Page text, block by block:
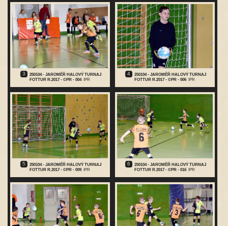
3
250104 - JAROMĚŘ HALOVÝ TURNAJ
FOTTUR R.2017 - ©PR - 004
IPR
4
250104 - JAROMĚŘ HALOVÝ TURNAJ
FOTTUR R.2017 - ©PR - 006
IPR
5
250104 - JAROMĚŘ HALOVÝ TURNAJ
FOTTUR R.2017 - ©PR - 009
IPR
6
250104 - JAROMĚŘ HALOVÝ TURNAJ
FOTTUR R.2017 - ©PR - 016
IPR